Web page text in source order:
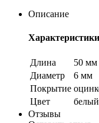
Описание
Характеристики
Длина
50 мм
Диаметр
6 мм
Покрытие
Цвет
Отзывы